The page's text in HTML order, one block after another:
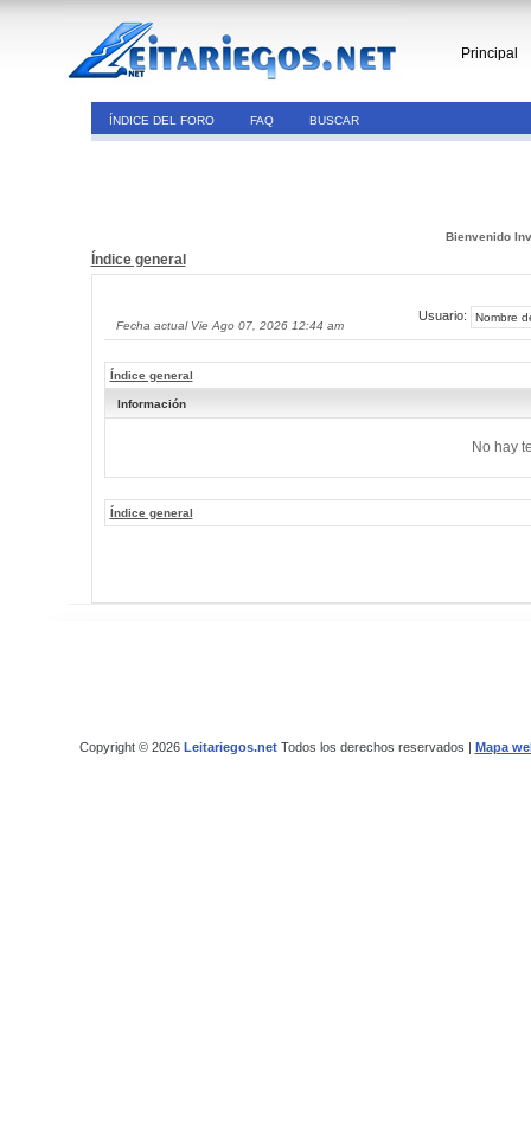
Principal
ÍNDICE DEL FORO FAQ BUSCAR
Bienvenido
Índice general
Fecha actual Vie Ago 07, 2026 12:44 am
Usuario:
Índice general
Información
No hay
Índice general
Copyright © 2026 Leitariegos.netTodos los derechos reservados | Mapa